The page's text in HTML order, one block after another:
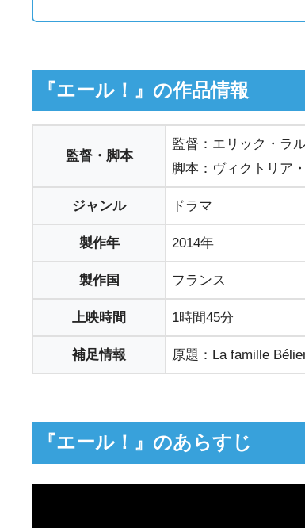
『エール！』の作品情報
監督・脚本
監督：エリック・ラ
脚本：ヴィクトリア
ジャンル ドラマ
製作年 2014年
製作国 フランス
上映時間 1時間45分
補足情報 原題：La famille
『エール！』のあらすじ